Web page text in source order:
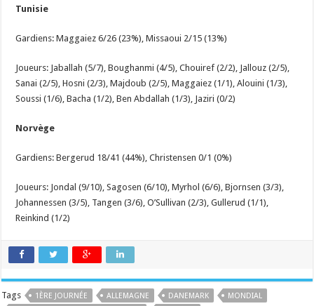
Tunisie
Gardiens: Maggaiez 6/26 (23%), Missaoui 2/15 (13%)
Joueurs: Jaballah (5/7), Boughanmi (4/5), Chouiref (2/2), Jallouz (2/5),
Sanai (2/5), Hosni (2/3), Majdoub (2/5), Maggaiez (1/1), Alouini (1/3),
Soussi (1/6), Bacha (1/2), Ben Abdallah (1/3), Jaziri (0/2)
Norvège
Gardiens: Bergerud 18/41 (44%), Christensen 0/1 (0%)
Joueurs: Jondal (9/10), Sagosen (6/10), Myrhol (6/6), Bjornsen (3/3),
Johannessen (3/5), Tangen (3/6), O’Sullivan (2/3), Gullerud (1/1),
Reinkind (1/2)
Tags 1ÈRE JOURNÉE ALLEMAGNE DANEMARK
MONDIAL